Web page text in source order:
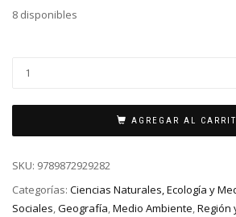
8 disponibles
AGREGAR AL
SKU: 9789872929282
Categorías: Ciencias Naturales, Ecología y
Sociales,Geografía,Medio Ambiente,Región